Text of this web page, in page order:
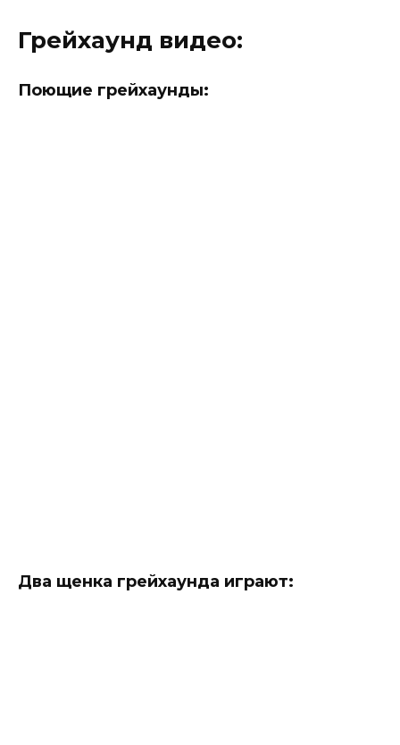
Грейхаунд видео:
Поющие грейхаунды:
Два щенка грейхаунда играют: